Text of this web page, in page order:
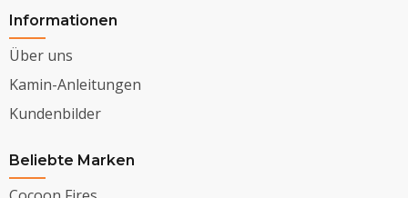
Informationen
Über uns
Kamin-Anleitungen
Kundenbilder
Beliebte Marken